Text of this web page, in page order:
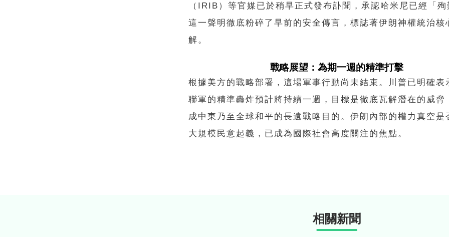
（IRIB）等官媒已於稍早正式發布訃聞，承認哈米尼已經「
這一聲明徹底粉碎了早前的安全傳言，標誌著伊朗神權統治核
解。
戰略展望：為期一週的精準打擊
根據美方的戰略部署，這場軍事行動尚未結束。川普已明確表
聯軍的精準轟炸預計將持續一週，目標是徹底瓦解潛在的威脅
成中東乃至全球和平的長遠戰略目的。伊朗內部的權力真空是
大規模民意起義，已成為國際社會高度關注的焦點。
相關新聞